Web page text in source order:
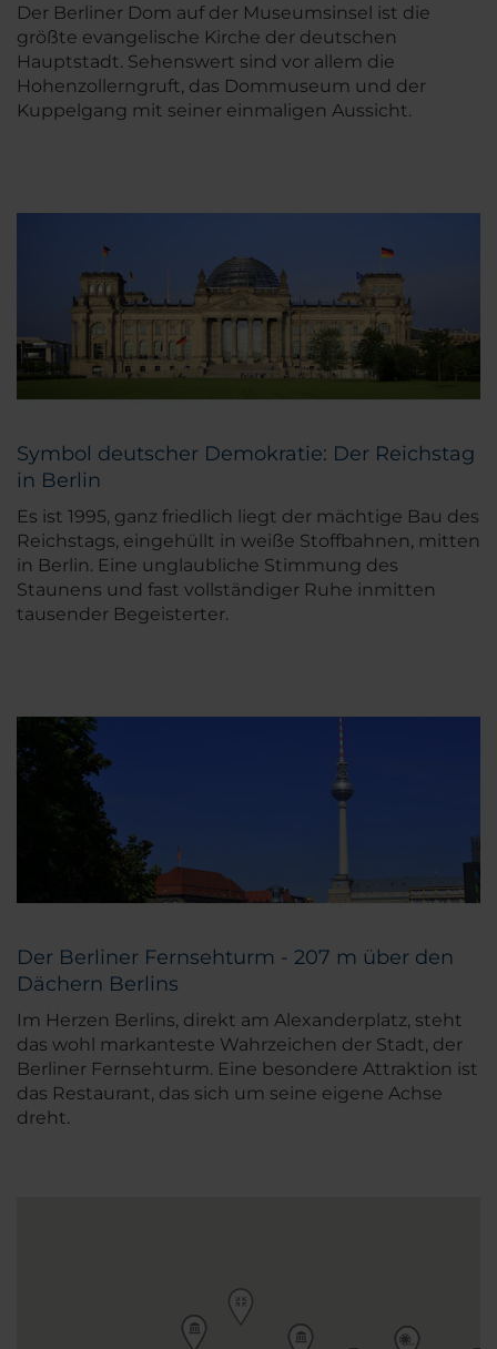
Der Berliner Dom auf der Museumsinsel ist die
größte evangelische Kirche der deutschen
Hauptstadt. Sehenswert sind vor allem die
Hohenzollerngruft, das Dommuseum und der
Kuppelgang mit seiner einmaligen Aussicht.
Symbol deutscher Demokratie: Der Reichstag
in Berlin
Es ist 1995, ganz friedlich liegt der mächtige Bau des
Reichstags, eingehüllt in weiße Stoffbahnen, mitten
in Berlin. Eine unglaubliche Stimmung des
Staunens und fast vollständiger Ruhe inmitten
tausender Begeisterter.
Der Berliner Fernsehturm - 207 m über den
Dächern Berlins
Im Herzen Berlins, direkt am Alexanderplatz, steht
das wohl markanteste Wahrzeichen der Stadt, der
Berliner Fernsehturm. Eine besondere Attraktion ist
das Restaurant, das sich um seine eigene Achse
dreht.